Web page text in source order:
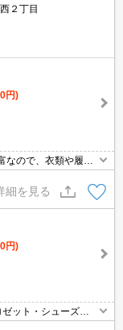
２丁目
円)
なので、衣類や履き
て生活できます。収
所の物件はいかがで
新生活を始めません
細を見る
円)
ット・シューズボ